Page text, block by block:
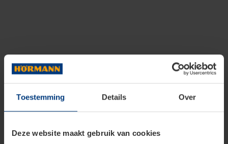
Toestemming Details Over
Deze website maakt gebruik van cookies